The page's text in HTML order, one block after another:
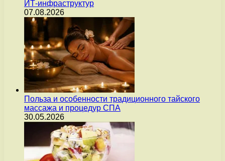
ИТ-инфраструктур
07.08.2026
Польза и особенности традиционного тайского
массажа и процедур СПА
30.05.2026